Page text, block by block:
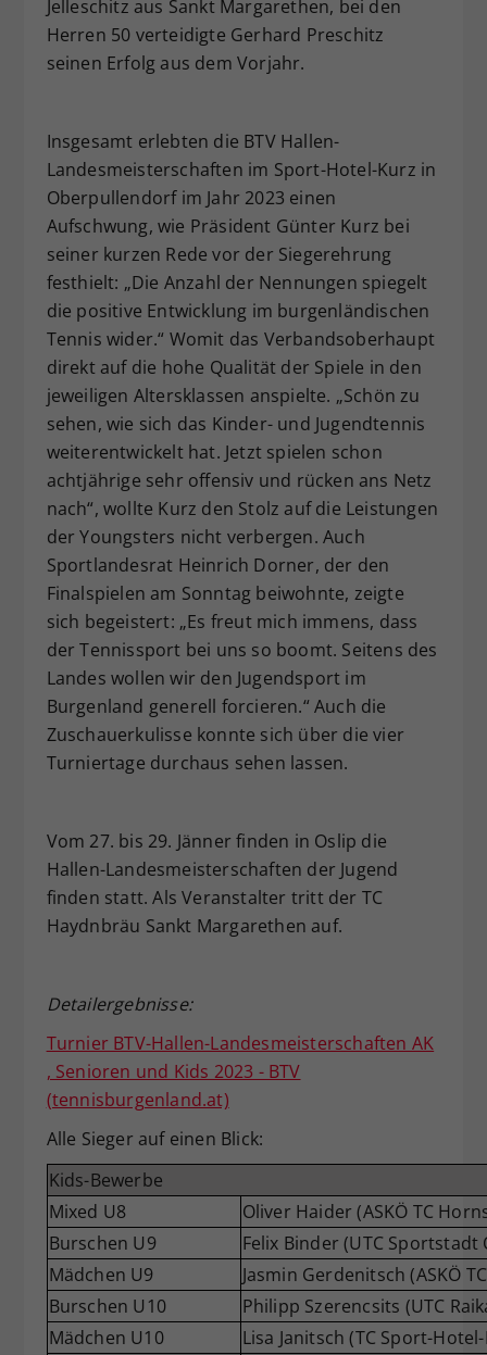
Jelleschitz aus Sankt Margarethen, bei den
Herren 50 verteidigte Gerhard Preschitz
seinen Erfolg aus dem Vorjahr.
Insgesamt erlebten die BTV Hallen-
Landesmeisterschaften im Sport-Hotel-Kurz in
Oberpullendorf im Jahr 2023 einen
Aufschwung, wie Präsident Günter Kurz bei
seiner kurzen Rede vor der Siegerehrung
festhielt: „Die Anzahl der Nennungen spiegelt
die positive Entwicklung im burgenländischen
Tennis wider.“ Womit das Verbandsoberhaupt
direkt auf die hohe Qualität der Spiele in den
jeweiligen Altersklassen anspielte. „Schön zu
sehen, wie sich das Kinder- und Jugendtennis
weiterentwickelt hat. Jetzt spielen schon
achtjährige sehr offensiv und rücken ans Netz
nach“, wollte Kurz den Stolz auf die Leistungen
der Youngsters nicht verbergen. Auch
Sportlandesrat Heinrich Dorner, der den
Finalspielen am Sonntag beiwohnte, zeigte
sich begeistert: „Es freut mich immens, dass
der Tennissport bei uns so boomt. Seitens des
Landes wollen wir den Jugendsport im
Burgenland generell forcieren.“ Auch die
Zuschauerkulisse konnte sich über die vier
Turniertage durchaus sehen lassen.
Vom 27. bis 29. Jänner finden in Oslip die
Hallen-Landesmeisterschaften der Jugend
finden statt. Als Veranstalter tritt der TC
Haydnbräu Sankt Margarethen auf.
Detailergebnisse:
Turnier BTV-Hallen-Landesmeisterschaften AK
, Senioren und Kids 2023 - BTV
(tennisburgenland.at)
Alle Sieger auf einen Blick:
Kids-Bewerbe
Mixed U8
Oliver Haider (ASKÖ TC
Burschen U9
Felix Binder (UTC Sportstadt
Mädchen U9
Jasmin Gerdenitsch (ASKÖ
Burschen U10
Philipp Szerencsits (UTC
Mädchen U10
Lisa Janitsch (TC Sport-